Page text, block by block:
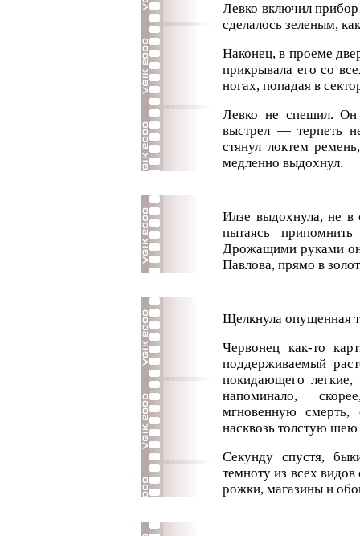
Левко включил
сделалось зеленым,
Наконец, в проеме
прикрывала его со
ногах, попадая в
Левко не спешил. Он
выстрел — терпеть
стянул локтем
медленно выдохнул.
Илзе выдохнула, не в
пытаясь
Дрожащими руками
Павлова, прямо в
Щелкнула опущенная
Червонец как-то
поддерживаемый
покидающего
напоминало,
мгновенную
насквозь толстую шею
Секунду спустя,
темноту из всех
рожки, магазины и